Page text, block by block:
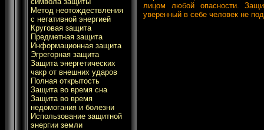
Метод неотождествления
с негативной энергией
Круговая защита
Предметная защита
Информационная защита
Эгрегорная защита
Защита энергетических
чакр от внешних ударов
Полная открытость
Защита во время сна
Защита во время
недомогания и болезни
Использование защитной
энергии земли
лицом любой опасности.
уверенный в себе человек не